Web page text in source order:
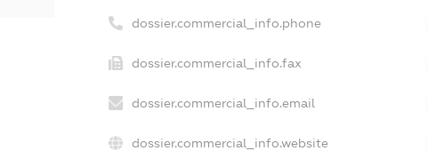
dossier.commercial_info.phone
dossier.commercial_info.fax
dossier.commercial_info.email
dossier.commercial_info.website